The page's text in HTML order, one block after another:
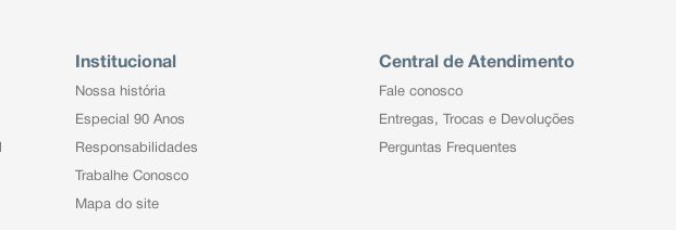
Institucional
Nossa história
Especial 90 Anos
Responsabilidades
Trabalhe Conosco
Mapa do site
Central de Atendimento
Fale conosco
Entregas, Trocas e Devoluções
Perguntas Frequentes